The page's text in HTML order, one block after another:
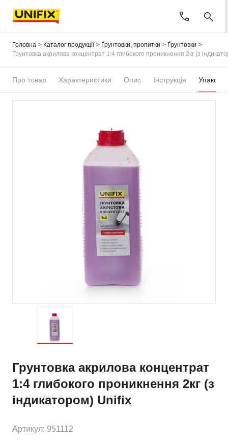
Головна Каталог продукції Ґрунтовки, пропитки
Ґрунтовки
Грунтовка акрилова концентрат 1:4 глибокого проникнення 2кг (з
Про товар Характеристики Опис Інструкція
Грунтовка акрилова концентрат
1:4 глибокого проникнення 2кг (з
індикатором) Unifix
Артикул: 951112